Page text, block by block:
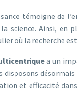
témoigne de
science. Ainsi, en
où la recherche est
a un
disposons
et efficacité